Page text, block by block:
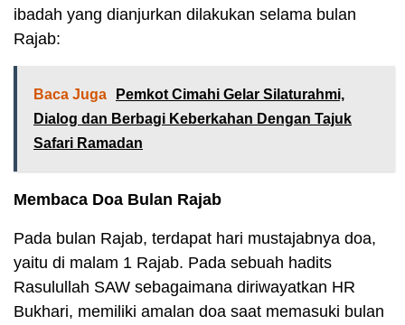
ibadah yang dianjurkan dilakukan selama bulan
Rajab:
Baca Juga
Pemkot Cimahi Gelar Silaturahmi,
Dialog dan Berbagi Keberkahan Dengan Tajuk
Safari Ramadan
Membaca Doa Bulan Rajab
Pada bulan Rajab, terdapat hari mustajabnya doa,
yaitu di malam 1 Rajab. Pada sebuah hadits
Rasulullah SAW sebagaimana diriwayatkan HR
Bukhari, memiliki amalan doa saat memasuki bulan